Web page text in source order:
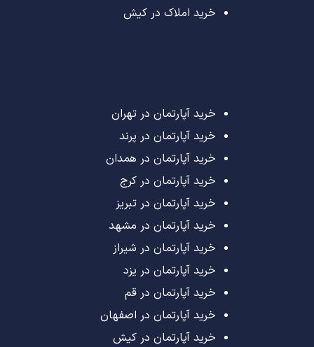
خرید املاک در کیش
خرید آپارتمان در تهران
خرید آپارتمان در پرند
خرید آپارتمان در همدان
خرید آپارتمان در کرج
خرید آپارتمان در تبریز
خرید آپارتمان در مشهد
خرید آپارتمان در شیراز
خرید آپارتمان در یزد
خرید آپارتمان در قم
خرید آپارتمان در اصفهان
خرید آپارتمان در کیش